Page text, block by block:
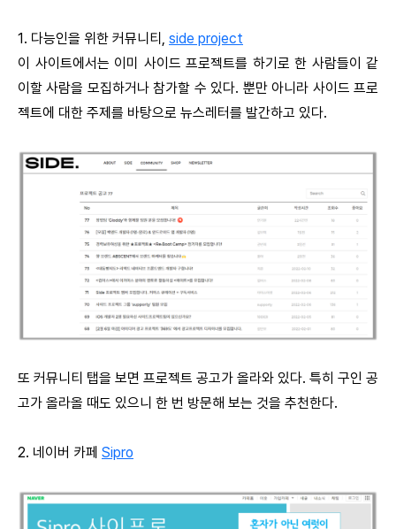
1. 다능인을 위한 커뮤니티, side project
이 사이트에서는 이미 사이드 프로젝트를 하기로 한 사람들이 같
이할 사람을 모집하거나 참가할 수 있다. 뿐만 아니라 사이드 프로
젝트에 대한 주제를 바탕으로 뉴스레터를 발간하고 있다.
또 커뮤니티 탭을 보면 프로젝트 공고가 올라와 있다. 특히 구인 공
고가 올라올 때도 있으니 한 번 방문해 보는 것을 추천한다.
2. 네이버 카페 Sipro